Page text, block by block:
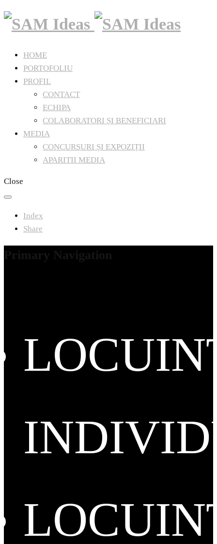
HOME
PORTOFOLIU
PROFIL
CONTACT
ECHIPA
COLABORATORI ȘI BENEFICIARI
MEDIA
CONCURSURI ȘI EXPOZIȚII
APARITII MEDIA
Close
Index
Share